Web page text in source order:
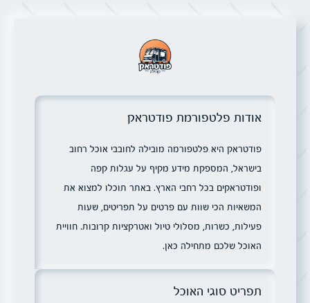
אודות פלטפורמת פודטראק
פודטראק היא פלטפורמה מובילה לחובבי אוכל רחוב
בישראל, המספקת מידע מקיף על עגלות קפה
ופודטראקים בכל רחבי הארץ. באתר תוכלו למצוא את
המשאיות הכי שוות עם פרטים על תפריטים, שעות
פעילות, כשרות, מסלולי טיול ואטרקציות קרובות. חוויית
האוכל שלכם מתחילה כאן.
תפריט סוגי האוכל